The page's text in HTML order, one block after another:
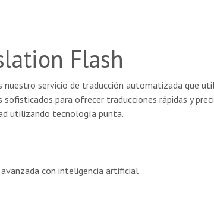
Flash
nuestro servicio de traducción automatizada que
para ofrecer traducciones rápidas y
utilizando tecnología punta.
con inteligencia artificial